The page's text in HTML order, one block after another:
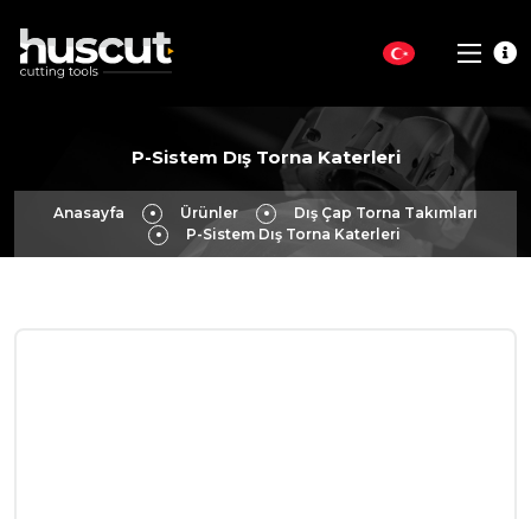
P-Sistem Dış Torna Katerleri
Anasayfa Ürünler
Dış Çap Torna Takımları
P-Sistem Dış Torna Katerleri